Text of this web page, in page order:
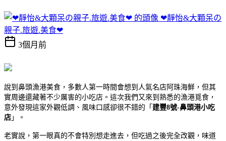
❤靜怡&大顆呆の
親子.旅遊.美食❤
3個月前
說到鼻頭漁港美食，多數人第一時間會想到人氣名店阿珠海鮮，但其
實周邊還藏著不少厲害的小吃店。這次我們又來到熟悉的漁港覓食，
意外發現這家外觀低調、風味口感卻很不錯的「 建豐8號-鼻頭港小吃
店 」。
老實說，第一眼真的不會特別想走進去，但吃過之後完全改觀，味道